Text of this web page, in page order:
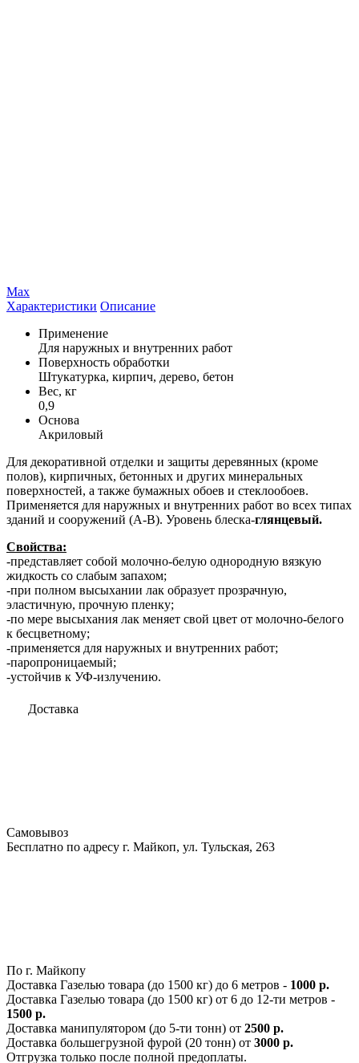
Max
Характеристики Описание
Применение
Для наружных и внутренних работ
Поверхность обработки
Штукатурка, кирпич, дерево, бетон
Вес, кг
0,9
Основа
Акриловый
Для декоративной отделки и защиты деревянных (кроме
полов), кирпичных, бетонных и других минеральных
поверхностей, а также бумажных обоев и стеклообоев.
Применяется для наружных и внутренних работ во всех типах
зданий и сооружений (А-В). Уровень блеска-глянцевый.
Свойства:
-представляет собой молочно-белую однородную вязкую
жидкость со слабым запахом;
-при полном высыхании лак образует прозрачную,
эластичную, прочную пленку;
-по мере высыхания лак меняет свой цвет от молочно-белого
к бесцветному;
-применяется для наружных и внутренних работ;
-паропроницаемый;
-устойчив к УФ-излучению.
Доставка
Самовывоз
Бесплатно по адресу г. Майкоп, ул. Тульская, 263
По г. Майкопу
Доставка Газелью товара (до 1500 кг) до 6 метров - 1000 р.
Доставка Газелью товара (до 1500 кг) от 6 до 12-ти метров -
1500 р.
Доставка манипулятором (до 5-ти тонн) от 2500 р.
Доставка большегрузной фурой (20 тонн) от 3000 р.
Отгрузка только после полной предоплаты.